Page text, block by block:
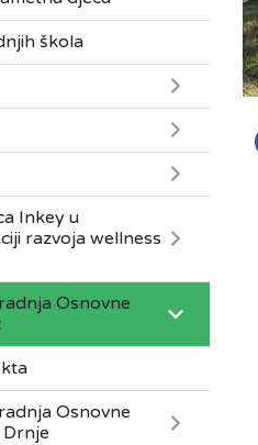
škola
Inkey u
razvoja wellness
Osnovne
Osnovne